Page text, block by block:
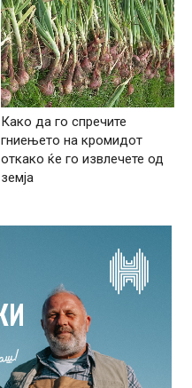
Како да го спречите
гниењето на кромидот
откако ќе го извлечете од
земја